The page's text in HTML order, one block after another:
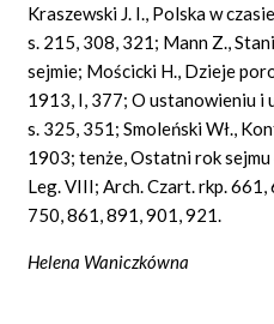
Kraszewski J. I., Polska w
s. 215, 308, 321; Mann Z.,
sejmie; Mościcki H., Dzieje
1913, I, 377; O ustanowieniu i
s. 325, 351; Smoleński Wł.,
1903; tenże, Ostatni rok
Leg. VIII; Arch. Czart. rkp.
750, 861, 891, 901, 921.
Helena Waniczkówna